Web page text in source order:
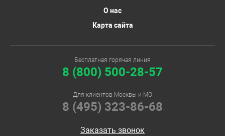
О нас
Карта сайта
Бесплатная горячая линия
8 (800) 500-28-57
Для клиентов Москвы и МО
8 (495) 323-86-68
Заказать звонок